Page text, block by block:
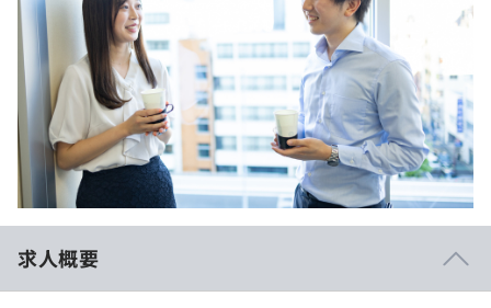
就活成功ガイド
個人向けプラン
法人向けプラン
学校向けプラン
契約内容・クーポン
note
求人概要